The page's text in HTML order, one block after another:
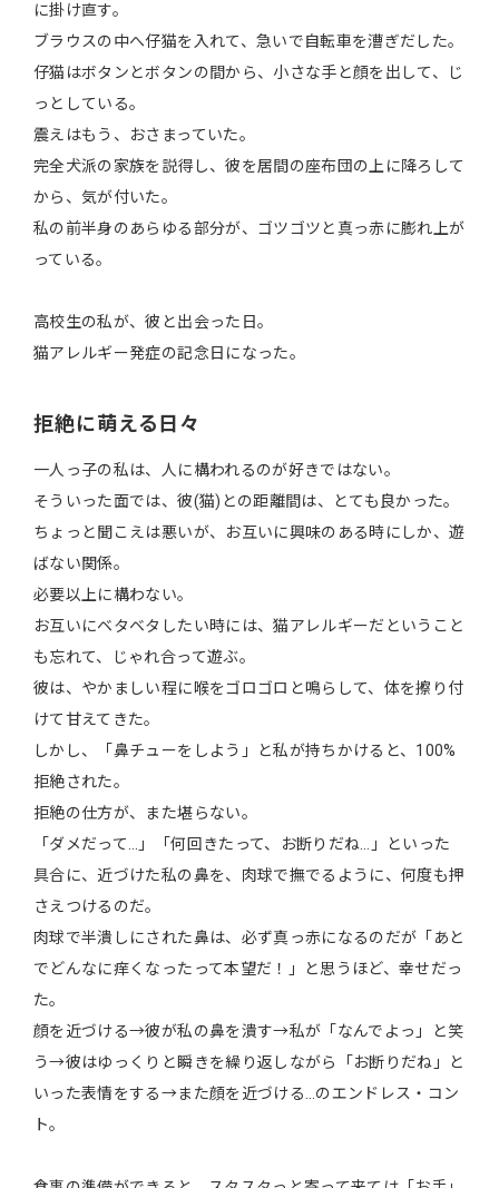
に掛け直す。
ブラウスの中へ仔猫を入れて、急いで自転車を漕ぎだした。
仔猫はボタンとボタンの間から、小さな手と顔を出して、じ
っとしている。
震えはもう、おさまっていた。
完全犬派の家族を説得し、彼を居間の座布団の上に降ろして
から、気が付いた。
私の前半身のあらゆる部分が、ゴツゴツと真っ赤に膨れ上が
っている。
高校生の私が、彼と出会った日。
猫アレルギー発症の記念日になった。
拒絶に萌える日々
一人っ子の私は、人に構われるのが好きではない。
そういった面では、彼(猫)との距離間は、とても良かった。
ちょっと聞こえは悪いが、お互いに興味のある時にしか、遊
ばない関係。
必要以上に構わない。
お互いにベタベタしたい時には、猫アレルギーだということ
も忘れて、じゃれ合って遊ぶ。
彼は、やかましい程に喉をゴロゴロと鳴らして、体を擦り付
けて甘えてきた。
しかし、「鼻チューをしよう」と私が持ちかけると、100%
拒絶された。
拒絶の仕方が、また堪らない。
「ダメだって…」「何回きたって、お断りだね…」といった
具合に、近づけた私の鼻を、肉球で撫でるように、何度も押
さえつけるのだ。
肉球で半潰しにされた鼻は、必ず真っ赤になるのだが「あと
でどんなに痒くなったって本望だ！」と思うほど、幸せだっ
た。
顔を近づける→彼が私の鼻を潰す→私が「なんでよっ」と笑
う→彼はゆっくりと瞬きを繰り返しながら「お断りだね」と
いった表情をする→また顔を近づける…のエンドレス・コン
ト。